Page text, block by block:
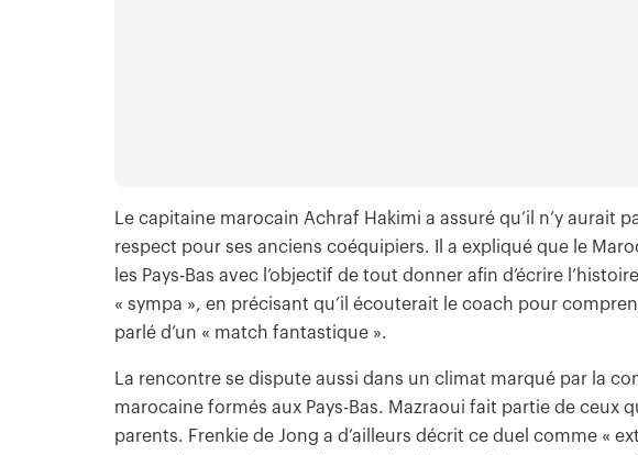
Le capitaine marocain Achraf Hakimi a assuré qu’il n’y aurait
respect pour ses anciens coéquipiers. Il a expliqué que le
les Pays-Bas avec l’objectif de tout donner afin d’écrire
« sympa », en précisant qu’il écouterait le coach pour
parlé d’un « match fantastique ».
La rencontre se dispute aussi dans un climat marqué par la
marocaine formés aux Pays-Bas. Mazraoui fait partie de ceux
parents. Frenkie de Jong a d’ailleurs décrit ce duel comme «